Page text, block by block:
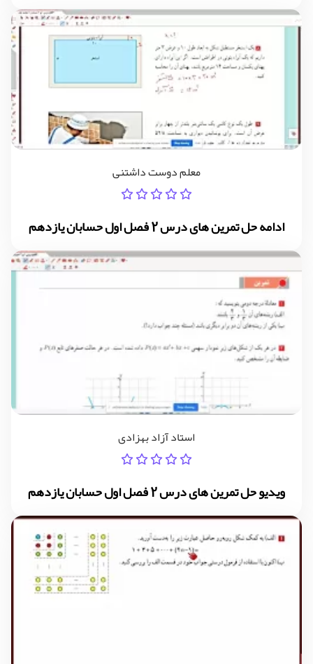
معلم دوست داشتنی
ادامه حل تمرین های درس 2 فصل اول حسابان یازدهم
استاد آزاد بهزادی
ویدیو حل تمرین های درس 2 فصل اول حسابان یازدهم